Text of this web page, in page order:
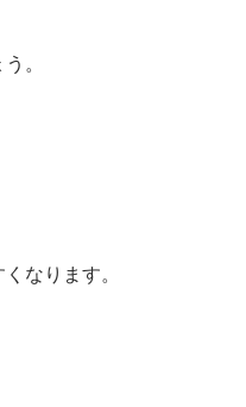
。
なります。